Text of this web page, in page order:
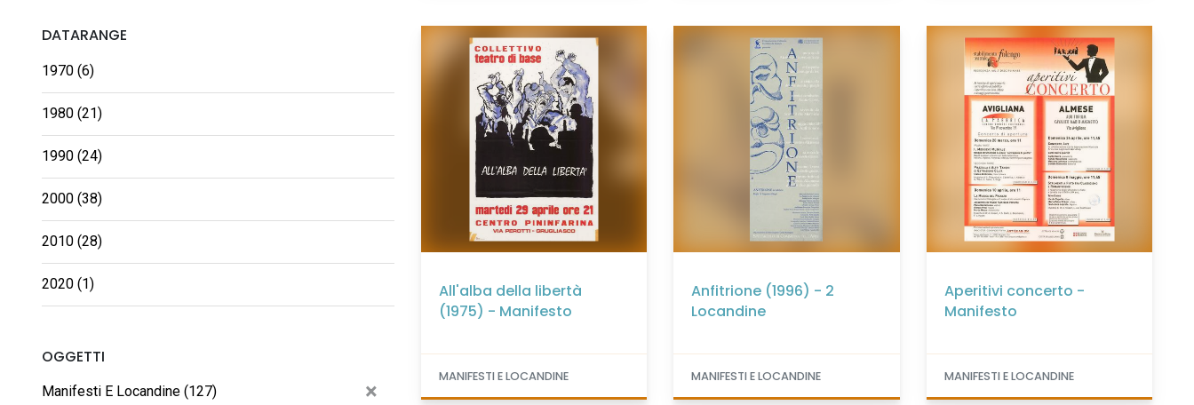
DATARANGE
1970 (6)
1980 (21)
1990 (24)
2000 (38)
2010 (28)
2020 (1)
OGGETTI
Manifesti E Locandine (127) ×
All'alba della libertà
(1975) - Manifesto
MANIFESTI E LOCANDINE
Anfitrione (1996) - 2
Locandine
MANIFESTI E LOCANDINE
Aperitivi concerto -
Manifesto
MANIFESTI E LOCANDINE